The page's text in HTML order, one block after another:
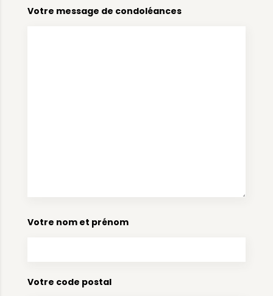
Votre message de condoléances
Votre nom et prénom
Votre code postal